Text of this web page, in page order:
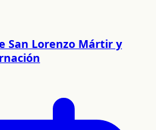
San Lorenzo Mártir y